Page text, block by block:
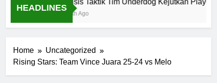
HEADLINES
1 Month Ago
Home
Uncategorized
Rising Stars: Team Vince Juara 25-24 vs Melo